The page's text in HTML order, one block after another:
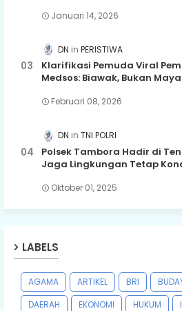
Januari 14, 2026
DN PERISTIWA
Klarifikasi Pemuda Viral
Medsos: Biawak, Bukan
Februari 08, 2026
DN TNI POLRI
Polsek Tambora Hadir di
Jaga Lingkungan Tetap
Oktober 01, 2025
LABELS
AGAMA ARTIKEL BRI
DAERAH
EKONOMI HUKUM